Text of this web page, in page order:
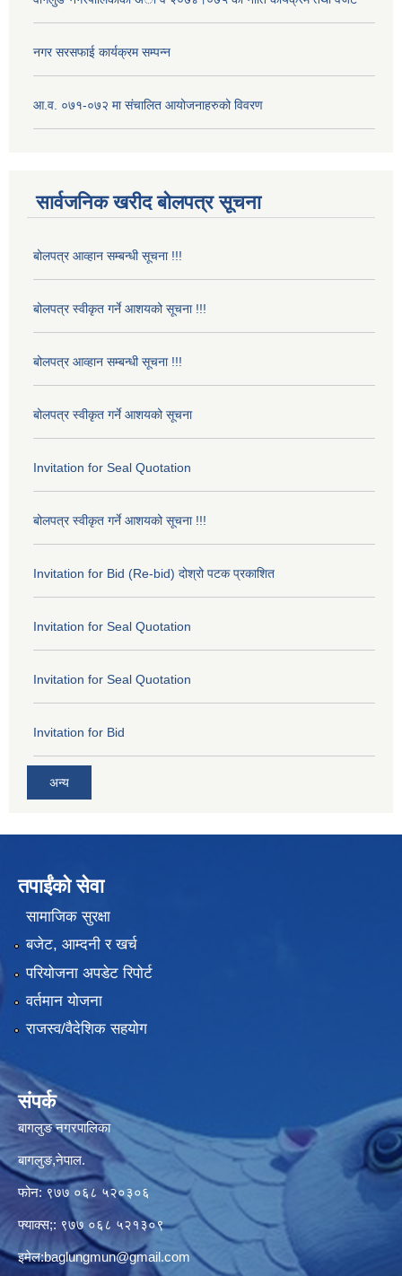
नगर सरसफाई कार्यक्रम सम्पन्न
आ.व. ०७१-०७२ मा संचालित आयोजनाहरुको विवरण
सार्वजनिक खरीद बोलपत्र सूचना
बोलपत्र आव्हान सम्बन्धी सूचना !!!
बोलपत्र स्वीकृत गर्ने आशयको सूचना !!!
बोलपत्र आव्हान सम्बन्धी सूचना !!!
बोलपत्र स्वीकृत गर्ने आशयको सूचना
Invitation for Seal Quotation
बोलपत्र स्वीकृत गर्ने आशयको सूचना !!!
Invitation for Bid (Re-bid) दोश्रो पटक प्रकाशित
Invitation for Seal Quotation
Invitation for Seal Quotation
Invitation for Bid
अन्य
तपाईंको सेवा
सामाजिक सुरक्षा
बजेट, आम्दनी र खर्च
परियोजना अपडेट रिपोर्ट
वर्तमान योजना
राजस्व/वैदेशिक सहयोग
संपर्क
बागलुङ नगरपालिका
बागलुङ,नेपाल.
फोन: ९७७ ०६८ ५२०३०६
फ्याक्स;: ९७७ ०६८ ५२१३०९
इमेल:baglungmun@gmail.com